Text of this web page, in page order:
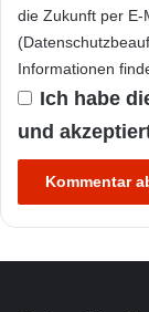
die Zukunft per E-
Informationen
Ich habe
und